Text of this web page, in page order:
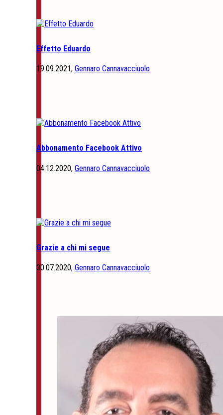
Effetto Eduardo
19.09.2021, Gennaro Cannavacciuolo
Abbonamento Facebook Attivo
04.12.2020, Gennaro Cannavacciuolo
Grazie a chi mi segue
30.07.2020, Gennaro Cannavacciuolo